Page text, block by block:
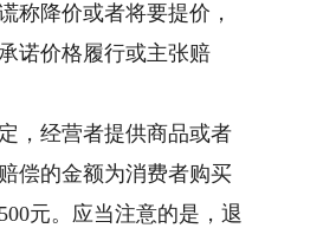
称降价或者将要提价，
诺价格履行或主张赔
，经营者提供商品或者
偿的金额为消费者购买
元。应当注意的是，退